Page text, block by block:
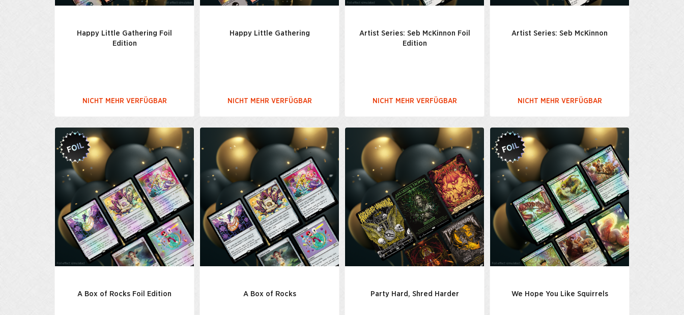
Happy Little Gathering Foil
Edition
NICHT MEHR VERFÜGBAR
Happy Little Gathering
NICHT MEHR VERFÜGBAR
Artist Series: Seb McKinnon Foil
Edition
NICHT MEHR VERFÜGBAR
Artist Series: Seb McKinnon
NICHT MEHR VERFÜGBAR
A Box of Rocks Foil Edition A Box of Rocks Party Hard, Shred Harder We Hope You Like Squirrels